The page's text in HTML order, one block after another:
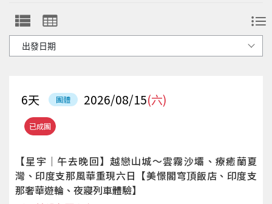
已成團
團體 2026/08/15(六)
6天
【星宇｜午去晚回】越戀山城～雲霧沙壩、療癒蘭夏
灣、印度支那風華重現六日【美憬閣穹頂飯店、印度支
那奢華遊輪、夜寢列車體驗】